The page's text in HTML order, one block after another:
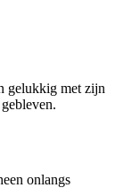
gelukkig met zijn
onlangs